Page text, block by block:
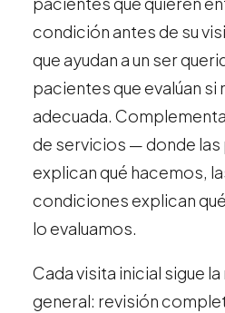
TDAH
Ansiedad
Depresión
Trastorno Bipolar
Manejo de Medicamentos
Migraña
Neuropatía Periférica
condición antes de su
que ayudan a un ser
pacientes que evalúan si
adecuada.
de servicios — donde las
explican qué hacemos,
condiciones explican
lo evaluamos.
Cada visita inicial sigue
general: revisión